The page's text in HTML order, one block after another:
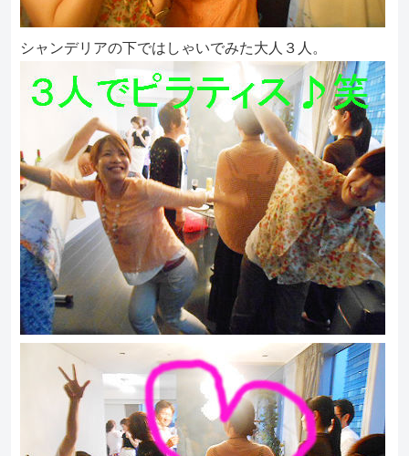
シャンデリアの下ではしゃいでみた大人３人。